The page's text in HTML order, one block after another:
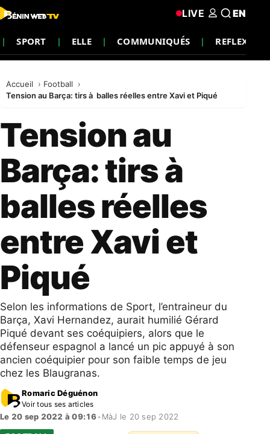
SPORT ELLE COMMUNIQUÉS REFLEXION
LIVE EN
Accueil
Football
Tension au Barça: tirs à balles réelles entre Xavi et Piqué
Tension au
Barça: tirs à
balles réelles
entre Xavi et
Piqué
Selon les informations de Sport, l’entraineur du
Barça, Xavi Hernandez, aurait humilié Gérard
Piqué devant ses coéquipiers, alors que le
défenseur espagnol a lancé un pic appuyé à son
ancien coéquipier pour son faible temps de jeu
chez les Blaugranas.
Romaric Déguénon
Voir tous ses articles
Le 20 sep 2022 à 09:16• MàJ le 20 sep 2022